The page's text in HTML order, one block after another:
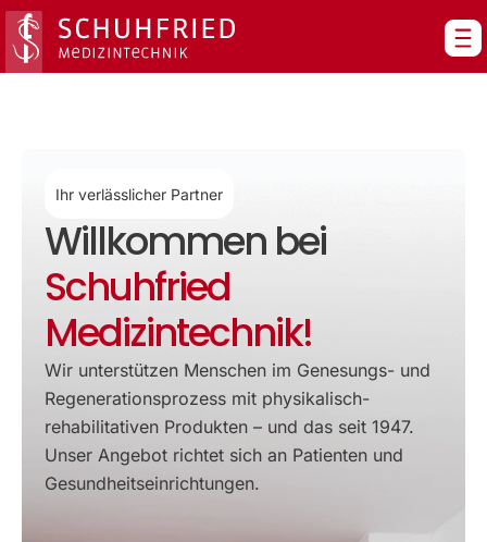
Zum
Inhalt
springen
Ihr verlässlicher Partner
Willkommen bei
Schuhfried
Medizintechnik!
Wir unterstützen Menschen im Genesungs- und
Regenerationsprozess mit physikalisch-
rehabilitativen Produkten – und das seit 1947.
Unser Angebot richtet sich an Patienten und
Gesundheitseinrichtungen.